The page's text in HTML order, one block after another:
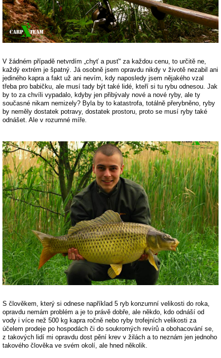
V žádném případě netvrdím „chyť a pusť“ za každou cenu, to určitě ne,
každý extrém je špatný. Já osobně jsem opravdu nikdy v životě nezabil ani
jediného kapra a fakt už ani nevím, kdy naposledy jsem nějakého vzal
třeba pro babičku, ale musí tady být také lidé, kteří si tu rybu odnesou. Jak
by to za chvíli vypadalo, kdyby jen přibývaly nové a nové ryby, ale ty
současné nikam nemizely? Byla by to katastrofa, totálně přerybněno, ryby
by neměly dostatek potravy, dostatek prostoru, proto se musí ryby také
odnášet. Ale v rozumné míře.
S člověkem, který si odnese například 5 ryb konzumní velikosti do roka,
opravdu nemám problém a je to právě dobře, ale někdo, kdo odnáší od
vody i více než 500 kg kapra ročně nebo ryby trofejních velikosti za
účelem prodeje po hospodách či do soukromých revírů a obohacování se,
z takových lidí mi opravdu dost pění krev v žilách a to neznám jen jednoho
takového člověka ve svém okolí, ale hned několik.